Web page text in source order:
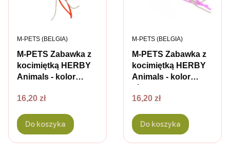
M-PETS Zabawka z
kocimiętką HERBY
Animals - kolor
PRODUCENT
M-PETS (BELGIA)
Cena
16,20 zł
Do koszyka
M-PETS Zabawka z
kocimiętką HERBY
Animals - kolor
PRODUCENT
M-PETS (BELGIA)
Cena
16,20 zł
Do koszyka